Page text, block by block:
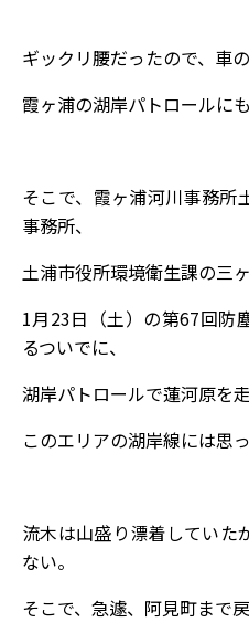
ギックリ腰だったので、車
霞ヶ浦の湖岸パトロールに
そこで、霞ヶ浦河川事務所
事務所、
土浦市役所環境衛生課の三ヶ
1月23日（土）の第67回防
るついでに、
湖岸パトロールで蓮河原を走
このエリアの湖岸線には思
流木は山盛り漂着していた
ない。
そこで、急遽、阿見町まで戻